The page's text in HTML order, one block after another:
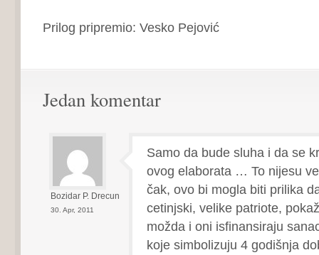
Prilog pripremio: Vesko Pejović
Jedan komentar
Bozidar P. Drecun
30. Apr, 2011
Samo da bude sluha i da se
ovog elaborata … To nijesu
čak, ovo bi mogla biti prilika
cetinjski, velike patriote,
možda i oni isfinansiraju
koje simbolizuju 4 godišnja